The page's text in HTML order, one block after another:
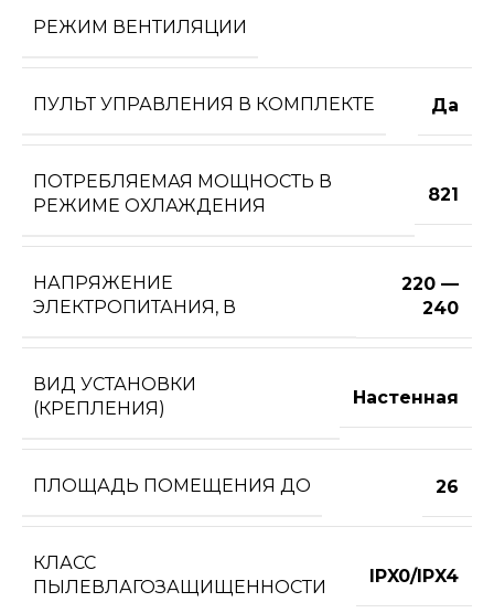
РЕЖИМ ВЕНТИЛЯЦИИ
ПУЛЬТ УПРАВЛЕНИЯ В КОМПЛЕКТЕ Да
ПОТРЕБЛЯЕМАЯ МОЩНОСТЬ В
РЕЖИМЕ ОХЛАЖДЕНИЯ
821
НАПРЯЖЕНИЕ
ЭЛЕКТРОПИТАНИЯ, В
220 —
240
ВИД УСТАНОВКИ
(КРЕПЛЕНИЯ)
Настенная
ПЛОЩАДЬ ПОМЕЩЕНИЯ ДО 26
КЛАСС
ПЫЛЕВЛАГОЗАЩИЩЕННОСТИ
IPX0/IPX4